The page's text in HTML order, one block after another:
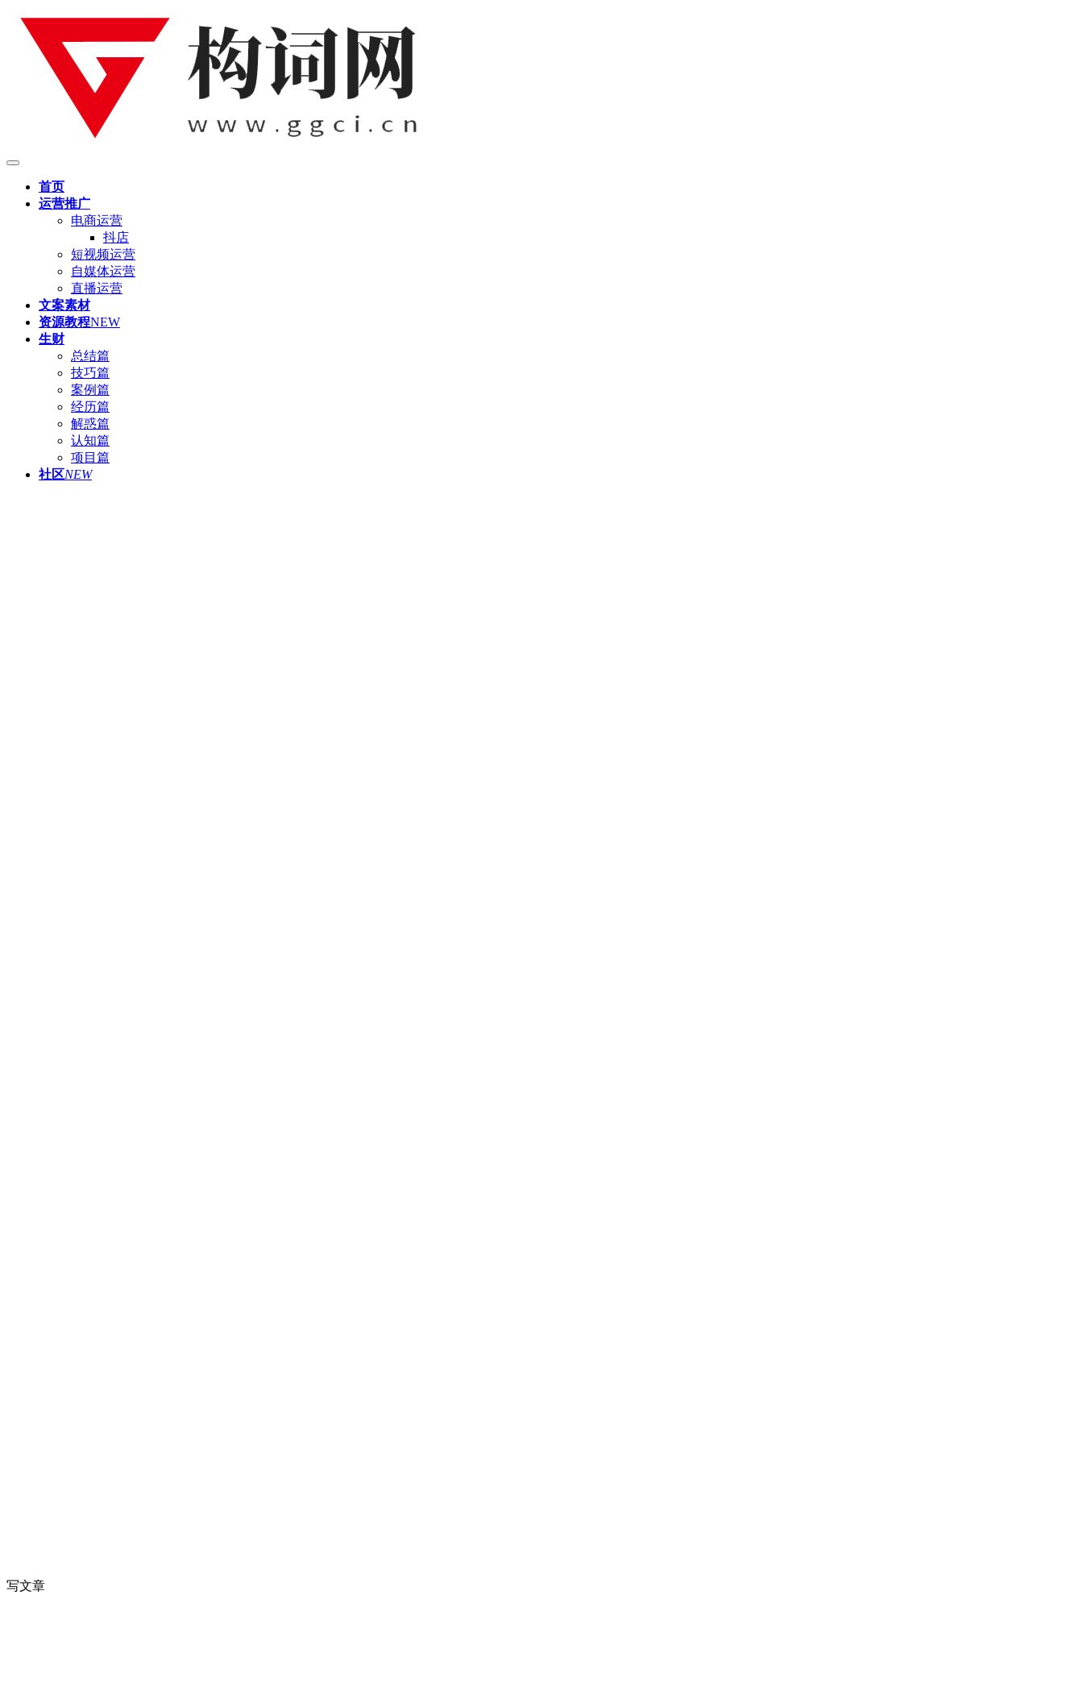
首页
运营推广
电商运营
抖店
短视频运营
自媒体运营
直播运营
文案素材
资源教程NEW
生财
总结篇
技巧篇
案例篇
经历篇
解惑篇
认知篇
项目篇
社区NEW
写文章